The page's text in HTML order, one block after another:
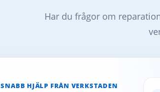
Har du frågor om
SNABB HJÄLP FRÅN VERKSTADEN